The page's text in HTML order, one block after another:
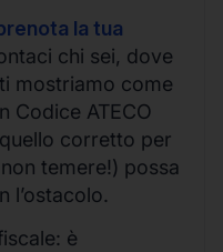
la tua
chi sei, dove
mostriamo come
Codice ATECO
corretto per
temere!) possa
l’ostacolo.
è